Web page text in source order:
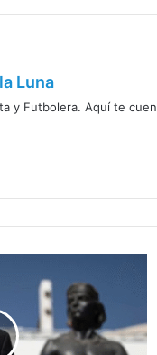
Luna
y Futbolera. Aquí te